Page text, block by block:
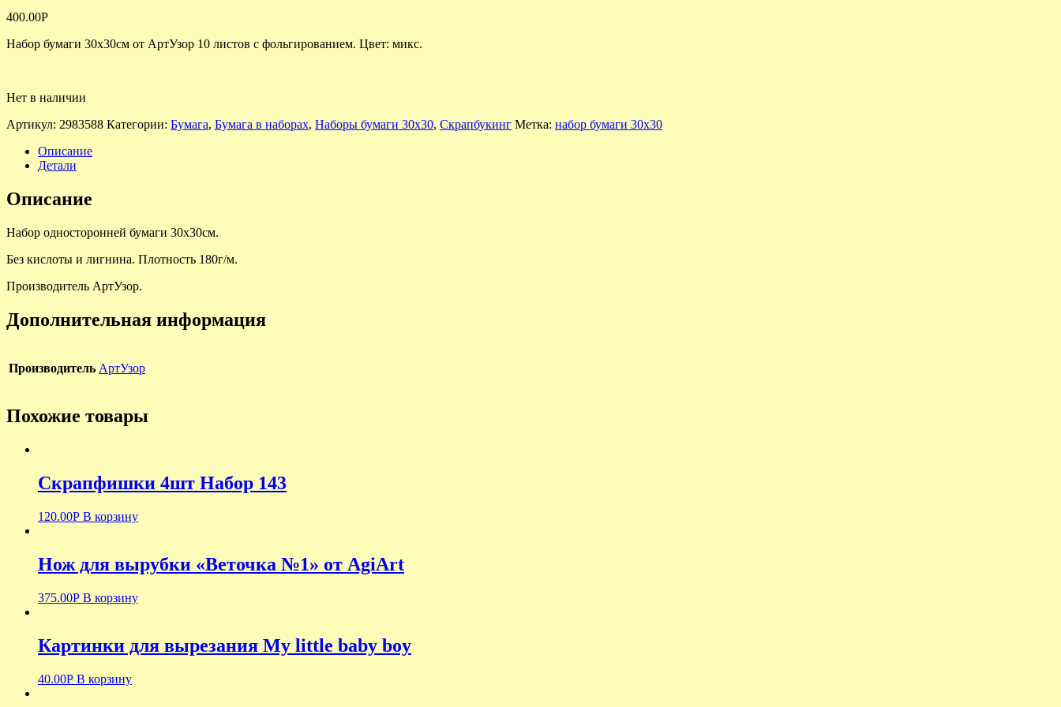
400.00Р
Набор бумаги 30х30см от АртУзор 10 листов с фольгированием. Цвет: микс.
Нет в наличии
Артикул: 2983588 Категории: Бумага, Бумага в наборах, Наборы бумаги 30х30, Скрапбукинг Метка: набор бумаги 30х30
Описание
Детали
Описание
Набор односторонней бумаги 30х30см.
Без кислоты и лигнина. Плотность 180г/м.
Производитель АртУзор.
Дополнительная информация
Производитель АртУзор
Похожие товары
Скрапфишки 4шт Набор 143
120.00Р В корзину
Нож для вырубки «Веточка №1» от AgiArt
375.00Р В корзину
Картинки для вырезания My little baby boy
40.00Р В корзину